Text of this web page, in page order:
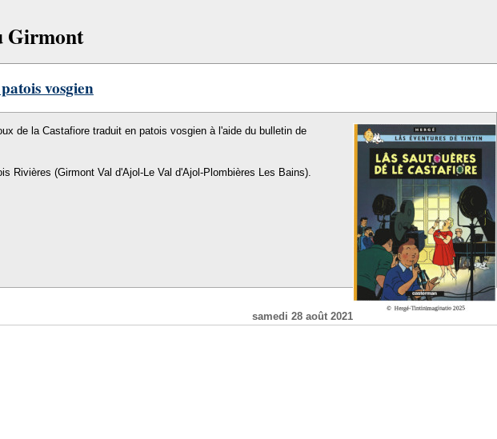
Girmont
vosgien
de la Castafiore traduit en patois vosgien à l'aide du bulletin de
Rivières (Girmont Val d'Ajol-Le Val d'Ajol-Plombières Les Bains).
samedi 28 août 2021